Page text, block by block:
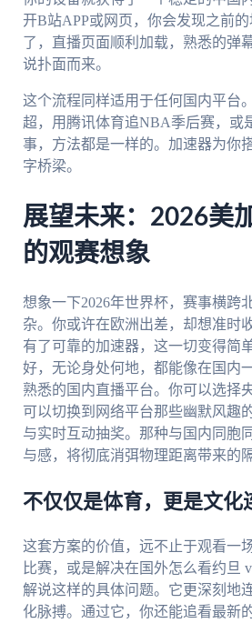
开B站APP或网页，你会发现之前
了，直播页面顺利加载，熟悉的弹
说扑面而来。
这个流程同样适用于任何国内平台
超，用腾讯体育追NBA季后赛，或
事，方法都是一样的。加速器为你
字桥梁。
展望未来：2026美
的观赛想象
想象一下2026年世界杯，赛事横跨
杂。你或许在欧洲出差，却想准时
有了可靠的加速器，这一切变得简
好，无论身处何地，都能像在国内
熟悉的国内直播平台。你可以选择
可以切换到网络平台那些幽默风趣
与实时互动抽奖。那种与国内同胞
与感，将彻底消弭物理距离带来的隔
不仅仅是体育，更是文化
这套方案的价值，远不止于观看一
比赛，或是解决在国外怎么看约旦
解说这样的具体问题。它更深刻地
化脉搏。通过它，你还能追看最新